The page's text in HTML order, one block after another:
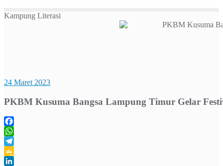
Kampung Literasi
24 Maret 2023
PKBM Kusuma Bangsa Lampung Timur Gelar
Facebook
WhatsApp
Telegram
Google